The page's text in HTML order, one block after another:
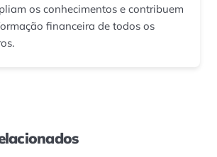
os conhecimentos e contribuem
financeira de todos os